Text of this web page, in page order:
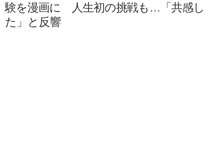
験を漫画に 人生初の挑戦も…「共感し
た」と反響